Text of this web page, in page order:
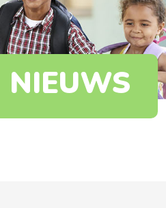
NIEUWS